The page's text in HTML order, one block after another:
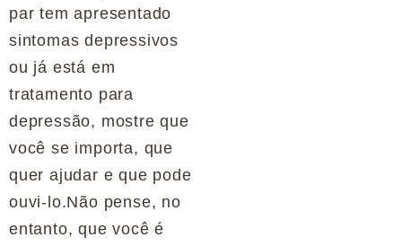
par tem apresentado
sintomas depressivos
ou já está em
tratamento para
depressão, mostre que
você se importa, que
quer ajudar e que pode
ouvi-lo.Não pense, no
entanto, que você é